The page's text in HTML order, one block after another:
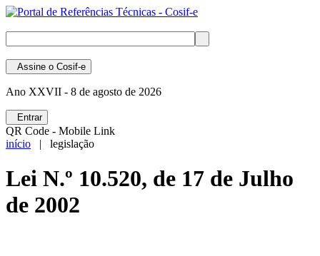
Assine o Cosif-e
Ano XXVII - 8 de agosto de 2026
Entrar
QR Code - Mobile Link
início | legislação
Lei N.º 10.520, de 17 de Julho
de 2002